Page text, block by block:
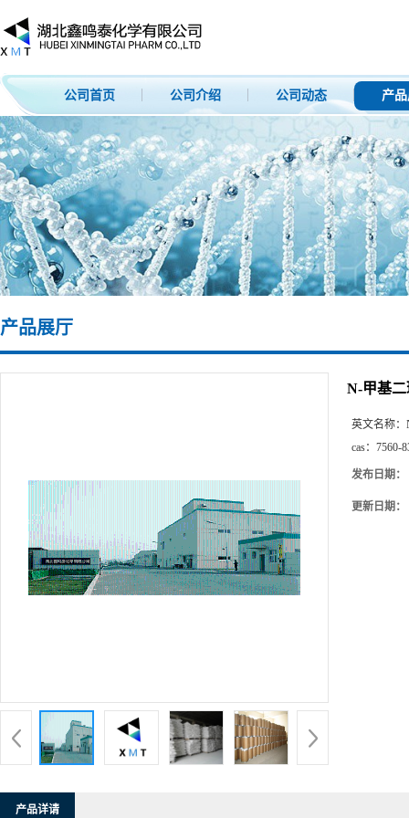
公司首页 公司介绍 公司动态 产
产品展厅
N-甲基
英文名称：
cas： 7560-
发布日期：
更新日期：
产品详请